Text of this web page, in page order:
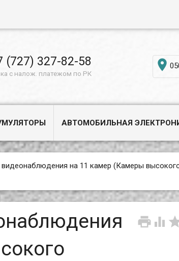
(727) 327-82-58
с налож. платежом по РК

АВТОМОБИЛЬНАЯ
на 11 камер (Камеры
 